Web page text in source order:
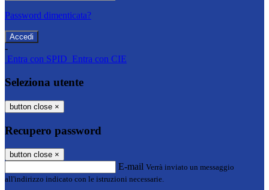
Password dimenticata?
-
Entra con SPID Entra con CIE
Seleziona utente
button close ×
Recupero password
button close ×
E-mail Verrà inviato un messaggio
all'indirizzo indicato con le istruzioni necessarie.